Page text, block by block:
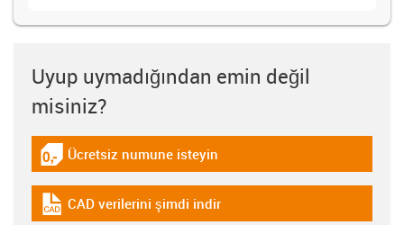
Uyup uymadığından emin değil
misiniz?
igus-icon-gratismuster
Ücretsiz numune isteyin
igus-icon-cad-dateien
CAD verilerini şimdi indir